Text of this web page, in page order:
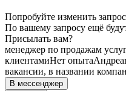
Попробуйте изменить
По вашему запросу ещё
Присылать вам?
менеджер по продажам
клиентамиНет опыта
вакансии, в названии
В мессенджер